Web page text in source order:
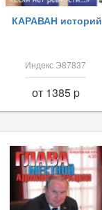
КАРАВАН историй
Индекс Э87837
от 1385 p